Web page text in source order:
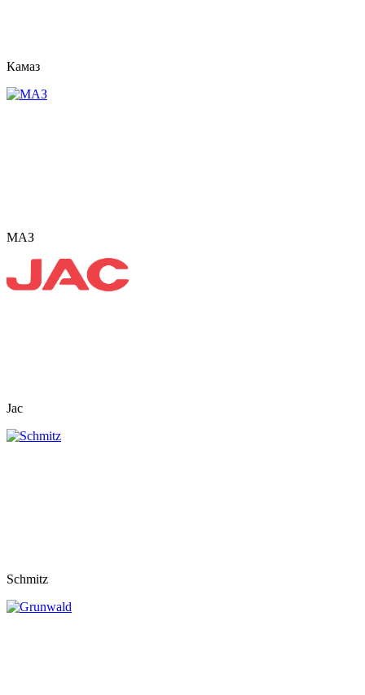
Камаз
МАЗ
Jac
Schmitz